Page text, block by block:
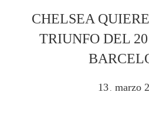
CHELSEA
TRIUNFO DEL
13 marzo